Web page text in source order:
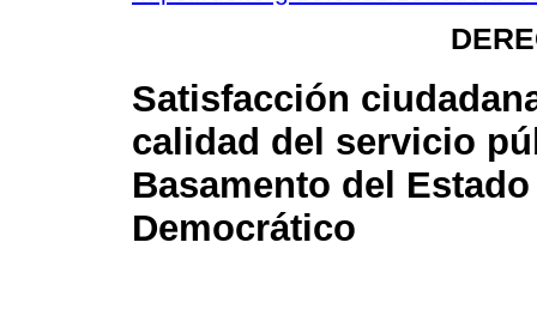
Satisfacción
calidad del servicio
Basamento del Estado
Democrático